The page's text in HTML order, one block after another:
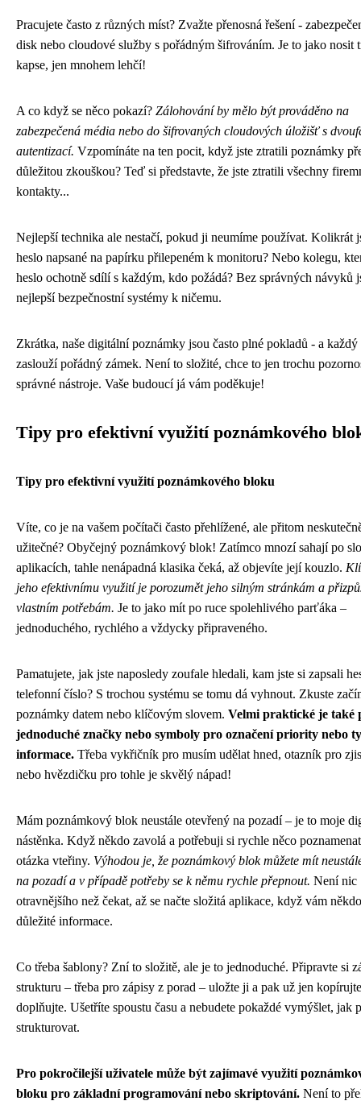
Pracujete často z různých míst? Zvažte přenosná řešení -
disk nebo cloudové služby s pořádným šifrováním. Je to jako nosit
kapse, jen mnohem lehčí!
A co když se něco pokazí? Zálohování by mělo být prováděno na
zabezpečená média nebo do šifrovaných cloudových úložišť s
autentizací. Vzpomínáte na ten pocit, když jste ztratili poznámky
důležitou zkouškou? Teď si představte, že jste ztratili všechny
kontakty...
Nejlepší technika ale nestačí, pokud ji neumíme používat. Kolikrát
heslo napsané na papírku přilepeném k monitoru? Nebo kolegu,
heslo ochotně sdílí s každým, kdo požádá? Bez správných návyků
nejlepší bezpečnostní systémy k ničemu.
Zkrátka, naše digitální poznámky jsou často plné pokladů - a
zaslouží pořádný zámek. Není to složité, chce to jen trochu
správné nástroje. Vaše budoucí já vám poděkuje!
Tipy pro efektivní využití poznámkového
Tipy pro efektivní využití poznámkového bloku
Víte, co je na vašem počítači často přehlížené, ale přitom
užitečné? Obyčejný poznámkový blok! Zatímco mnozí sahají po
aplikacích, tahle nenápadná klasika čeká, až objevíte její kouzlo.
jeho efektivnímu využití je porozumět jeho silným stránkám a
vlastním potřebám. Je to jako mít po ruce spolehlivého parťáka –
jednoduchého, rychlého a vždycky připraveného.
Pamatujete, jak jste naposledy zoufale hledali, kam jste si zapsali
telefonní číslo? S trochou systému se tomu dá vyhnout. Zkuste
poznámky datem nebo klíčovým slovem. Velmi praktické je také
jednoduché značky nebo symboly pro označení priority nebo
informace. Třeba vykřičník pro musím udělat hned, otazník pro
nebo hvězdičku pro tohle je skvělý nápad!
Mám poznámkový blok neustále otevřený na pozadí – je to moje
nástěnka. Když někdo zavolá a potřebuji si rychle něco
otázka vteřiny. Výhodou je, že poznámkový blok můžete mít
na pozadí a v případě potřeby se k němu rychle přepnout. Není nic
otravnějšího než čekat, až se načte složitá aplikace, když vám
důležité informace.
Co třeba šablony? Zní to složitě, ale je to jednoduché. Připravte si
strukturu – třeba pro zápisy z porad – uložte ji a pak už jen
doplňujte. Ušetříte spoustu času a nebudete pokaždé vymýšlet, jak
strukturovat.
Pro pokročilejší uživatele může být zajímavé využití
bloku pro základní programování nebo skriptování. Není to